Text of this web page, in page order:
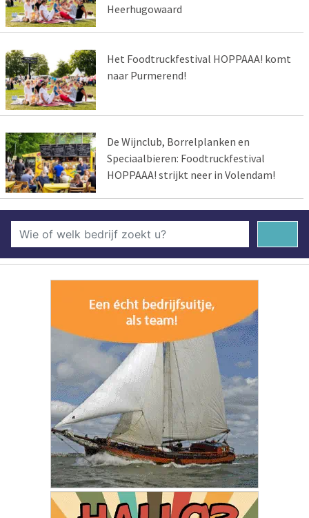
Heerhugowaard
Het Foodtruckfestival HOPPAAA! komt
naar Purmerend!
De Wijnclub, Borrelplanken en
Speciaalbieren: Foodtruckfestival
HOPPAAA! strijkt neer in Volendam!